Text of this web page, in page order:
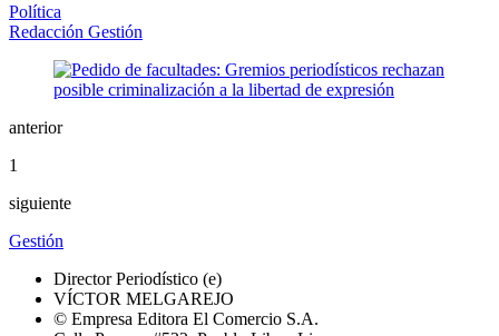
Política
Redacción Gestión
anterior
1
siguiente
Gestión
Director Periodístico (e)
VÍCTOR MELGAREJO
© Empresa Editora El Comercio S.A.